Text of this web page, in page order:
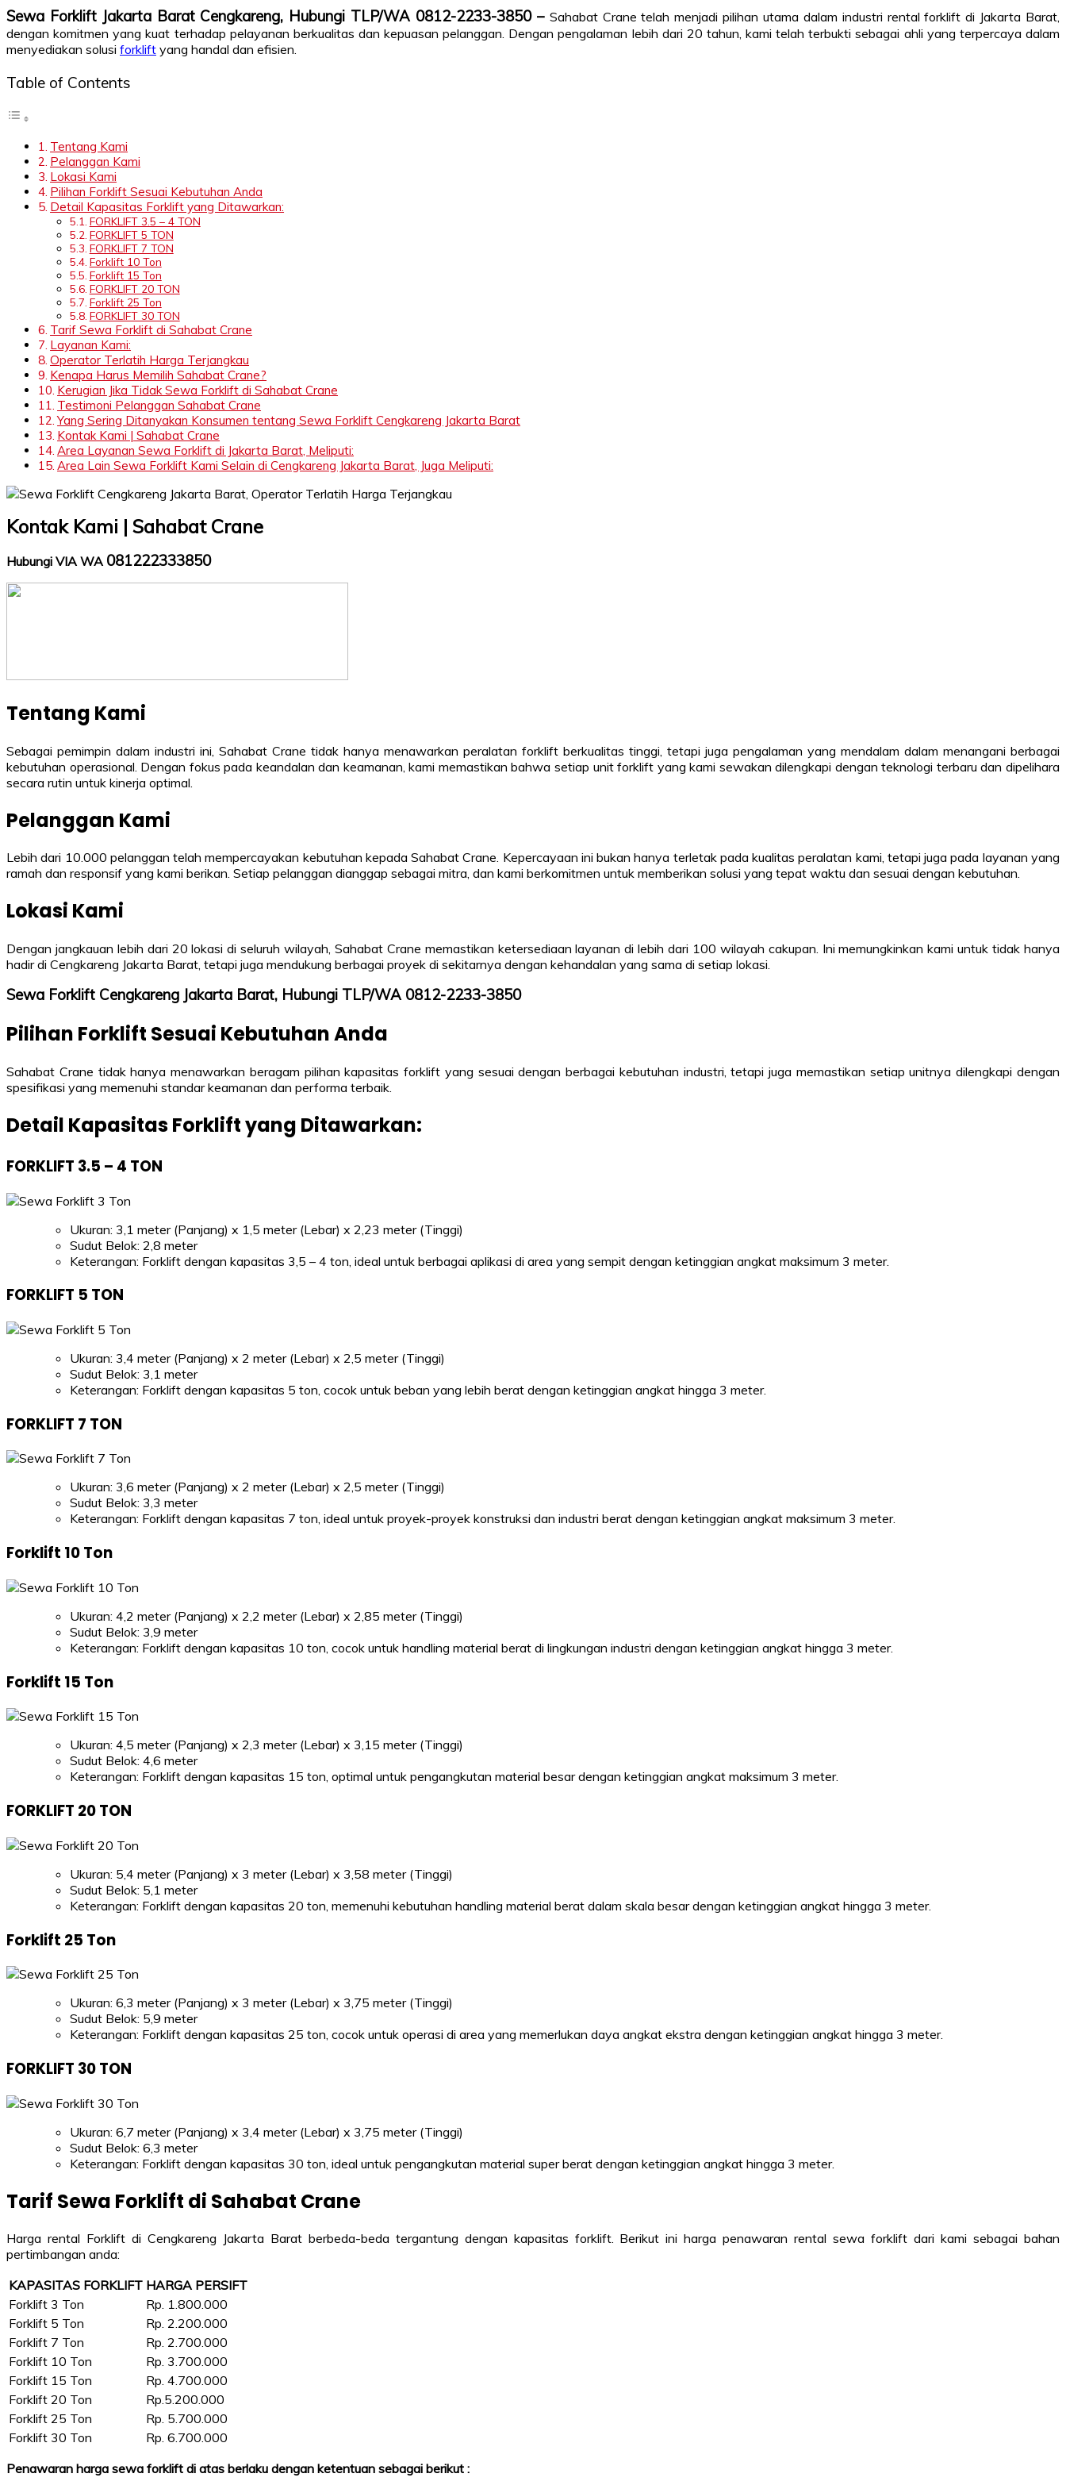
Sewa Forklift Jakarta Barat Cengkareng, Hubungi TLP/WA 0812-2233-3850 – Sahabat Crane telah menjadi pilihan utama dalam industri rental forklift di Jakarta Barat,
dengan komitmen yang kuat terhadap pelayanan berkualitas dan kepuasan pelanggan. Dengan pengalaman lebih dari 20 tahun, kami telah terbukti sebagai ahli yang terpercaya dalam
menyediakan solusi forklift yang handal dan efisien.
Table of Contents
Tentang Kami
Pelanggan Kami
Lokasi Kami
Pilihan Forklift Sesuai Kebutuhan Anda
Detail Kapasitas Forklift yang Ditawarkan:
FORKLIFT 3.5 – 4 TON
FORKLIFT 5 TON
FORKLIFT 7 TON
Forklift 10 Ton
Forklift 15 Ton
FORKLIFT 20 TON
Forklift 25 Ton
FORKLIFT 30 TON
Tarif Sewa Forklift di Sahabat Crane
Layanan Kami:
Operator Terlatih Harga Terjangkau
Kenapa Harus Memilih Sahabat Crane?
Kerugian Jika Tidak Sewa Forklift di Sahabat Crane
Testimoni Pelanggan Sahabat Crane
Yang Sering Ditanyakan Konsumen tentang Sewa Forklift Cengkareng Jakarta Barat
Kontak Kami | Sahabat Crane
Area Layanan Sewa Forklift di Jakarta Barat, Meliputi:
Area Lain Sewa Forklift Kami Selain di Cengkareng Jakarta Barat, Juga Meliputi:
Kontak Kami | Sahabat Crane
Hubungi VIA WA 081222333850
Tentang Kami
Sebagai pemimpin dalam industri ini, Sahabat Crane tidak hanya menawarkan peralatan forklift berkualitas tinggi, tetapi juga pengalaman yang mendalam dalam menangani berbagai
kebutuhan operasional. Dengan fokus pada keandalan dan keamanan, kami memastikan bahwa setiap unit forklift yang kami sewakan dilengkapi dengan teknologi terbaru dan dipelihara
secara rutin untuk kinerja optimal.
Pelanggan Kami
Lebih dari 10.000 pelanggan telah mempercayakan kebutuhan kepada Sahabat Crane. Kepercayaan ini bukan hanya terletak pada kualitas peralatan kami, tetapi juga pada layanan yang
ramah dan responsif yang kami berikan. Setiap pelanggan dianggap sebagai mitra, dan kami berkomitmen untuk memberikan solusi yang tepat waktu dan sesuai dengan kebutuhan.
Lokasi Kami
Dengan jangkauan lebih dari 20 lokasi di seluruh wilayah, Sahabat Crane memastikan ketersediaan layanan di lebih dari 100 wilayah cakupan. Ini memungkinkan kami untuk tidak hanya
hadir di Cengkareng Jakarta Barat, tetapi juga mendukung berbagai proyek di sekitarnya dengan kehandalan yang sama di setiap lokasi.
Sewa Forklift Cengkareng Jakarta Barat, Hubungi TLP/WA 0812-2233-3850
Pilihan Forklift Sesuai Kebutuhan Anda
Sahabat Crane tidak hanya menawarkan beragam pilihan kapasitas forklift yang sesuai dengan berbagai kebutuhan industri, tetapi juga memastikan setiap unitnya dilengkapi dengan
spesifikasi yang memenuhi standar keamanan dan performa terbaik.
Detail Kapasitas Forklift yang Ditawarkan:
FORKLIFT 3.5 – 4 TON
Ukuran: 3,1 meter (Panjang) x 1,5 meter (Lebar) x 2,23 meter (Tinggi)
Sudut Belok: 2,8 meter
Keterangan: Forklift dengan kapasitas 3,5 – 4 ton, ideal untuk berbagai aplikasi di area yang sempit dengan ketinggian angkat maksimum 3 meter.
FORKLIFT 5 TON
Ukuran: 3,4 meter (Panjang) x 2 meter (Lebar) x 2,5 meter (Tinggi)
Sudut Belok: 3,1 meter
Keterangan: Forklift dengan kapasitas 5 ton, cocok untuk beban yang lebih berat dengan ketinggian angkat hingga 3 meter.
FORKLIFT 7 TON
Ukuran: 3,6 meter (Panjang) x 2 meter (Lebar) x 2,5 meter (Tinggi)
Sudut Belok: 3,3 meter
Keterangan: Forklift dengan kapasitas 7 ton, ideal untuk proyek-proyek konstruksi dan industri berat dengan ketinggian angkat maksimum 3 meter.
Forklift 10 Ton
Ukuran: 4,2 meter (Panjang) x 2,2 meter (Lebar) x 2,85 meter (Tinggi)
Sudut Belok: 3,9 meter
Keterangan: Forklift dengan kapasitas 10 ton, cocok untuk handling material berat di lingkungan industri dengan ketinggian angkat hingga 3 meter.
Forklift 15 Ton
Ukuran: 4,5 meter (Panjang) x 2,3 meter (Lebar) x 3,15 meter (Tinggi)
Sudut Belok: 4,6 meter
Keterangan: Forklift dengan kapasitas 15 ton, optimal untuk pengangkutan material besar dengan ketinggian angkat maksimum 3 meter.
FORKLIFT 20 TON
Ukuran: 5,4 meter (Panjang) x 3 meter (Lebar) x 3,58 meter (Tinggi)
Sudut Belok: 5,1 meter
Keterangan: Forklift dengan kapasitas 20 ton, memenuhi kebutuhan handling material berat dalam skala besar dengan ketinggian angkat hingga 3 meter.
Forklift 25 Ton
Ukuran: 6,3 meter (Panjang) x 3 meter (Lebar) x 3,75 meter (Tinggi)
Sudut Belok: 5,9 meter
Keterangan: Forklift dengan kapasitas 25 ton, cocok untuk operasi di area yang memerlukan daya angkat ekstra dengan ketinggian angkat hingga 3 meter.
FORKLIFT 30 TON
Ukuran: 6,7 meter (Panjang) x 3,4 meter (Lebar) x 3,75 meter (Tinggi)
Sudut Belok: 6,3 meter
Keterangan: Forklift dengan kapasitas 30 ton, ideal untuk pengangkutan material super berat dengan ketinggian angkat hingga 3 meter.
Tarif Sewa Forklift di Sahabat Crane
Harga rental Forklift di Cengkareng Jakarta Barat berbeda-beda tergantung dengan kapasitas forklift. Berikut ini harga penawaran rental sewa forklift dari kami sebagai bahan
pertimbangan anda:
KAPASITAS FORKLIFT HARGA PERSIFT
Forklift 3 Ton
Rp. 1.800.000
Forklift 5 Ton
Rp. 2.200.000
Forklift 7 Ton
Rp. 2.700.000
Forklift 10 Ton
Rp. 3.700.000
Forklift 15 Ton
Rp. 4.700.000
Forklift 20 Ton
Rp.5.200.000
Forklift 25 Ton
Rp. 5.700.000
Forklift 30 Ton
Rp. 6.700.000
Penawaran harga sewa forklift di atas berlaku dengan ketentuan sebagai berikut :